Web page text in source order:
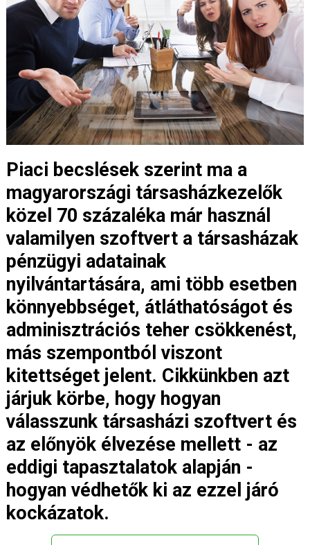
Piaci becslések szerint ma a
magyarországi társasházkezelők
közel 70 százaléka már használ
valamilyen szoftvert a társasházak
pénzügyi adatainak
nyilvántartására, ami több esetben
könnyebbséget, átláthatóságot és
adminisztrációs teher csökkenést,
más szempontból viszont
kitettséget jelent. Cikkünkben azt
járjuk körbe, hogy hogyan
válasszunk társasházi szoftvert és
az előnyök élvezése mellett - az
eddigi tapasztalatok alapján -
hogyan védhetők ki az ezzel járó
kockázatok.